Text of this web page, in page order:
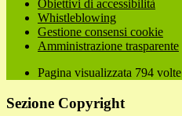
Obiettivi di accessibilità
Whistleblowing
Gestione consensi cookie
Amministrazione trasparente
Pagina visualizzata 794 volte
Sezione Copyright